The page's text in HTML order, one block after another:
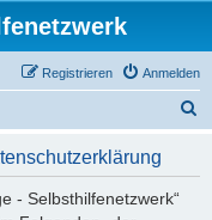
Anmelden
Registrieren
- Selbsthilfenetzwerk“